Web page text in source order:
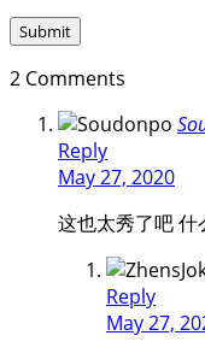
2 Comments
Reply
May 27, 2020
这也太秀了吧
Reply
May 27,